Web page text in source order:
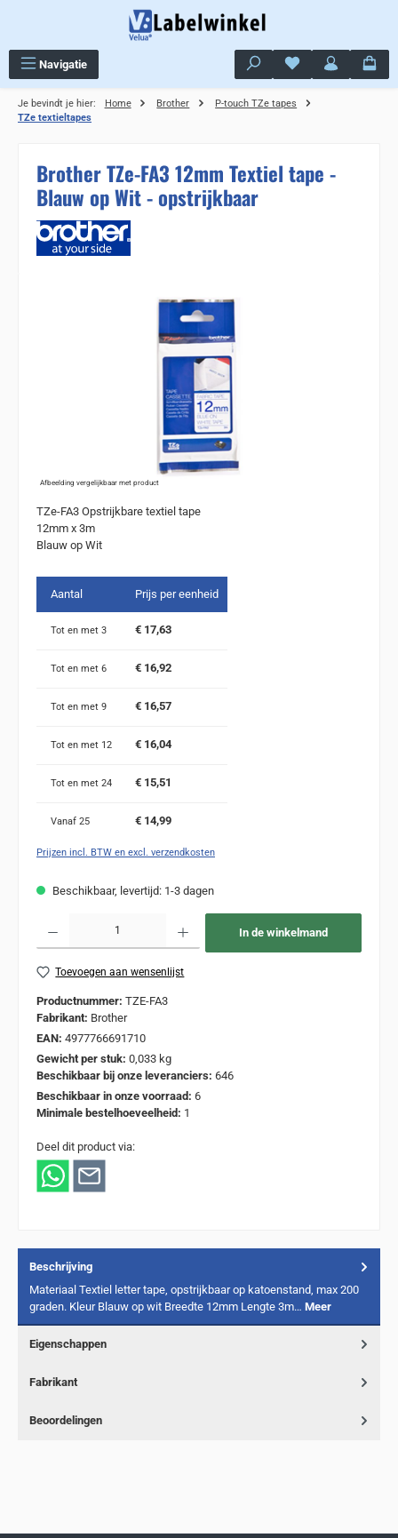
Navigatie Je hebt 0 items op
Je bevindt je hier: Home Brother
P-touch TZe tapes
TZe textieltapes
Brother TZe-FA3 12mm Textiel tape -
Blauw op Wit - opstrijkbaar
Sla de afbeeldingengalerij over
Afbeelding vergelijkbaar met product
TZe-FA3 Opstrijkbare textiel tape
12mm x 3m
Blauw op Wit
Aantal Prijs per eenheid
Tot en met 3 € 17,63
Tot en met 6 € 16,92
Tot en met 9 € 16,57
Tot en met 12 € 16,04
Tot en met 24 € 15,51
Vanaf 25 € 14,99
Prijzen incl. BTW en excl. verzendkosten
Beschikbaar, levertijd: 1-3 dagen
In de winkelmand
Toevoegen aan wensenlijst
Productnummer: TZE-FA3
Fabrikant: Brother
EAN: 4977766691710
Gewicht per stuk: 0,033 kg
Beschikbaar bij onze leveranciers: 646
Beschikbaar in onze voorraad: 6
Minimale bestelhoeveelheid: 1
Deel dit product via:
Beschrijving
Materiaal Textiel letter tape, opstrijkbaar op katoenstand, max 200
graden. Kleur Blauw op wit Breedte 12mm Lengte 3m… Meer
Eigenschappen
Fabrikant
Beoordelingen